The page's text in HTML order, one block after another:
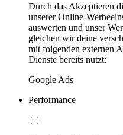
Durch das Akzeptieren
unserer Online-
auswerten und unser
gleichen wir deine
mit folgenden externen
Dienste bereits nutzt:
Google Ads
Performance